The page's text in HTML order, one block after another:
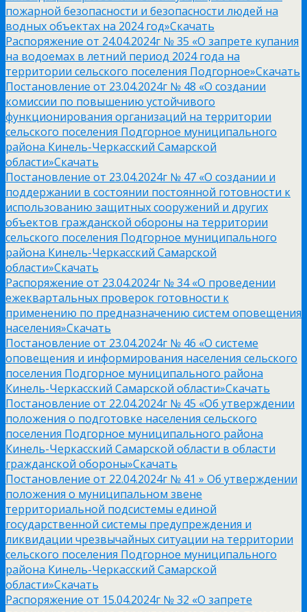
пожарной безопасности и безопасности людей на
водных объектах на 2024 год»Скачать
Распоряжение от 24.04.2024г № 35 «О запрете купания
на водоемах в летний период 2024 года на
территории сельского поселения Подгорное»Скачать
Постановление от 23.04.2024г № 48 «О создании
комиссии по повышению устойчивого
функционирования организаций на территории
сельского поселения Подгорное муниципального
района Кинель-Черкасский Самарской
области»Скачать
Постановление от 23.04.2024г № 47 «О создании и
поддержании в состоянии постоянной готовности к
использованию защитных сооружений и других
объектов гражданской обороны на территории
сельского поселения Подгорное муниципального
района Кинель-Черкасский Самарской
области»Скачать
Распоряжение от 23.04.2024г № 34 «О проведении
ежеквартальных проверок готовности к
применению по предназначению систем оповещения
населения»Скачать
Постановление от 23.04.2024г № 46 «О системе
оповещения и информирования населения сельского
поселения Подгорное муниципального района
Кинель-Черкасский Самарской области»Скачать
Постановление от 22.04.2024г № 45 «Об утверждении
положения о подготовке населения сельского
поселения Подгорное муниципального района
Кинель-Черкасский Самарской области в области
гражданской обороны»Скачать
Постановление от 22.04.2024г № 41 » Об утверждении
положения о муниципальном звене
территориальной подсистемы единой
государственной системы предупреждения и
ликвидации чрезвычайных ситуации на территории
сельского поселения Подгорное муниципального
района Кинель-Черкасский Самарской
области»Скачать
Распоряжение от 15.04.2024г № 32 «О запрете